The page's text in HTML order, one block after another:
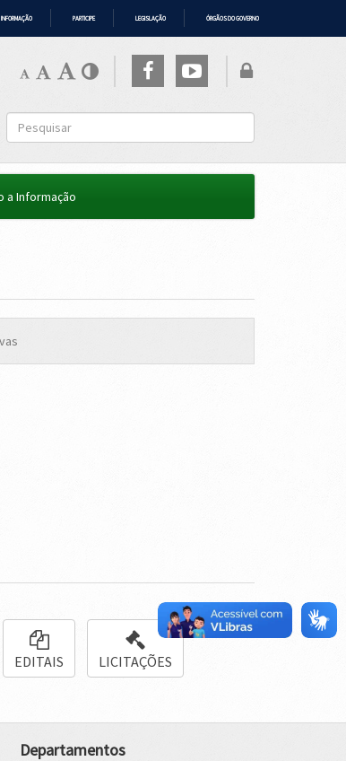
PARTICIPE LEGISLAÇÃO ÓRGÃOS DO GOVERNO
a Informação
EDITAIS LICITAÇÕES
Departamentos